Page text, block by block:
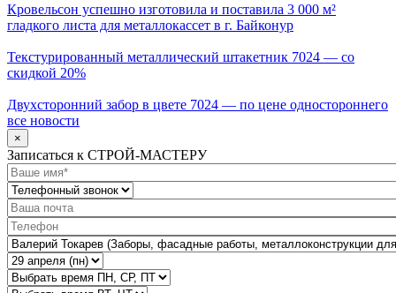
Кровельсон успешно изготовила и поставила 3 000 м²
гладкого листа для металлокассет в г. Байконур
Текстурированный металлический штакетник 7024 — со
скидкой 20%
Двухсторонний забор в цвете 7024 — по цене одностороннего
все новости
×
Записаться к СТРОЙ-МАСТЕРУ